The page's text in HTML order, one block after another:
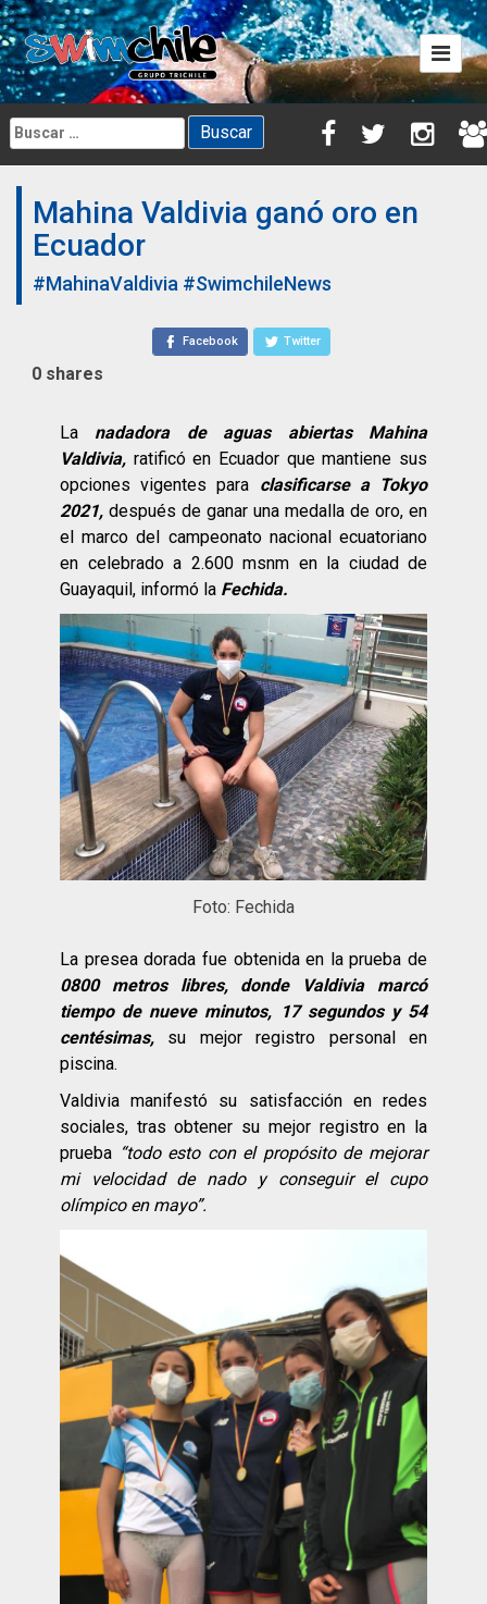
Skip
to
content
Buscar:
Mahina Valdivia ganó oro en
Ecuador
#MahinaValdivia #SwimchileNews
Facebook Twitter
0 shares
La nadadora de aguas abiertas Mahina
Valdivia, ratificó en Ecuador que mantiene sus
opciones vigentes para clasificarse a Tokyo
2021, después de ganar una medalla de oro, en
el marco del campeonato nacional ecuatoriano
en celebrado a 2.600 msnm en la ciudad de
Guayaquil, informó la Fechida.
Foto: Fechida
La presea dorada fue obtenida en la prueba de
0800 metros libres, donde Valdivia marcó
tiempo de nueve minutos, 17 segundos y 54
centésimas,
su mejor registro personal en
piscina.
Valdivia manifestó su satisfacción en redes
sociales, tras obtener su mejor registro en la
prueba “todo esto con el propósito de mejorar
mi velocidad de nado y conseguir el cupo
olímpico en mayo”.